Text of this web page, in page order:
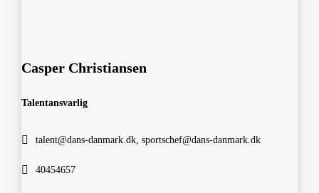
Casper Christiansen
Talentansvarlig
talent@dans-danmark.dk, sportschef@dans-danmark.dk
40454657